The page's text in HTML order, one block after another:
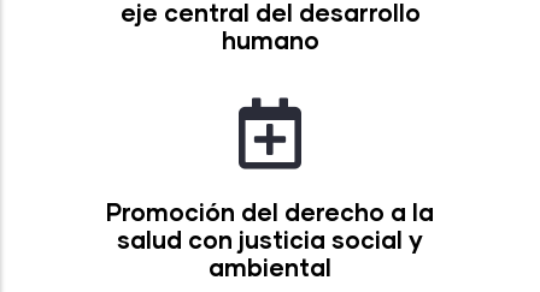
eje central del desarrollo
humano
Promoción del derecho a la
salud con justicia social y
ambiental